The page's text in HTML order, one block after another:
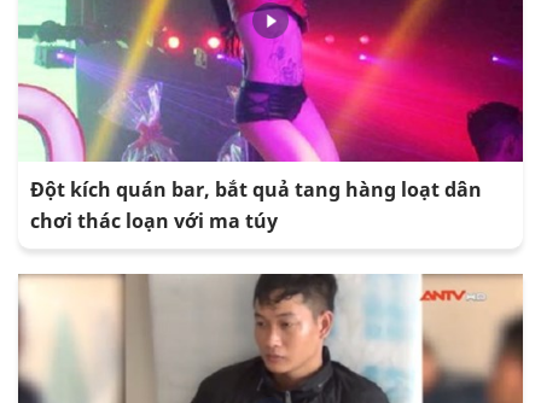
Đột kích quán bar, bắt quả tang hàng loạt dân
chơi thác loạn với ma túy